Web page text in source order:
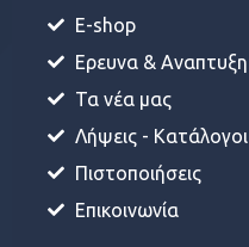
E-shop
Ερευνα & Αναπτυξη
Τα νέα μας
Λήψεις - Κατάλογοι
Πιστοποιήσεις
Επικοινωνία